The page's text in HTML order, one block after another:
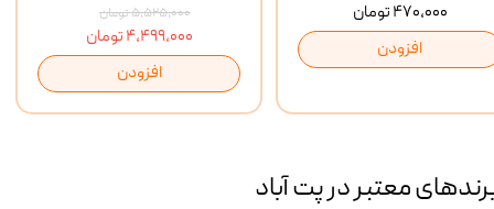
۵,۵۲۵,۰۰۰ تومان
۴,۴۹۹,۰۰۰ تومان
افزودن
۴۷۰,۰۰۰ تومان
افزودن
معتبر در پت آباد